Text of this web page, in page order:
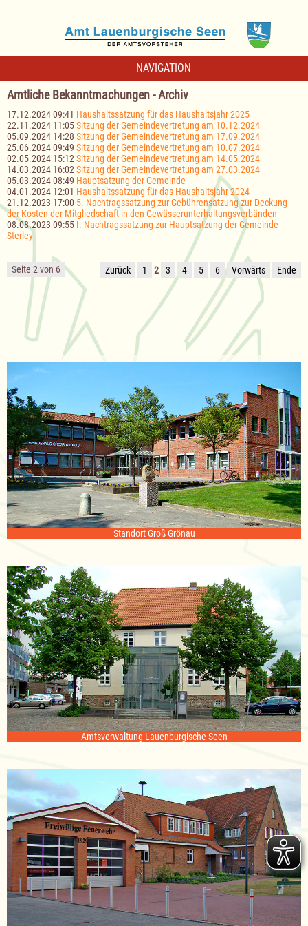
NAVIGATION
Amtliche Bekanntmachungen - Archiv
17.12.2024 09:41 Haushaltssatzung für das Haushaltsjahr 2025
22.11.2024 11:05Sitzung der Gemeindevertretung am 10.12.2024
05.09.2024 14:28 Sitzung der Gemeindevertretung am 17.09.2024
25.06.2024 09:49 Sitzung der Gemeindevertretung am 10.07.2024
02.05.2024 15:12 Sitzung der Gemeindevertretung am 14.05.2024
14.03.2024 16:02 Sitzung der Gemeindevertretung am 27.03.2024
05.03.2024 08:49 Hauptsatzung der Gemeinde
04.01.2024 12:01 Haushaltssatzung für das Haushaltsjahr 2024
21.12.2023 17:00 5. Nachtragssatzung zur Gebührensatzung zur Deckung
der Kosten der Mitgliedschaft in den Gewässerunterhaltungsverbänden
08.08.2023 09:55 I. Nachtragssatzung zur Hauptsatzung der Gemeinde
Sterley
Seite 2 von 6 Zurück 1 2 3 4 5 6 Vorwärts Ende
Standort Groß Grönau
Amtsverwaltung Lauenburgische Seen